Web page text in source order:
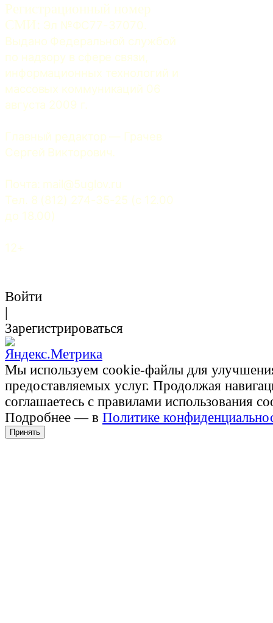
Регистрационный номер
СМИ: Эл №ФС77-37070.
Выдано Федеральной службой
по надзору в сфере связи,
информационных технологий и
массовых коммуникаций 06
августа 2009 г.
Главный редактор — Грачев
Сергей Викторович.
Почта: mail@5uglov.ru
Тел. 8 (812) 274-35-25 (c 12.00
до 18.00)
12+
Войти
|
Зарегистрироваться
Мы используем cookie-файлы для
предоставляемых услуг. Продолжая
соглашаетесь с правилами использования
Подробнее — в Политике
Принять